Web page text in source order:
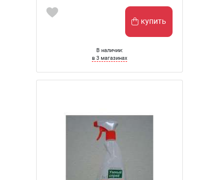
купить
В наличии:
в 3 магазинах